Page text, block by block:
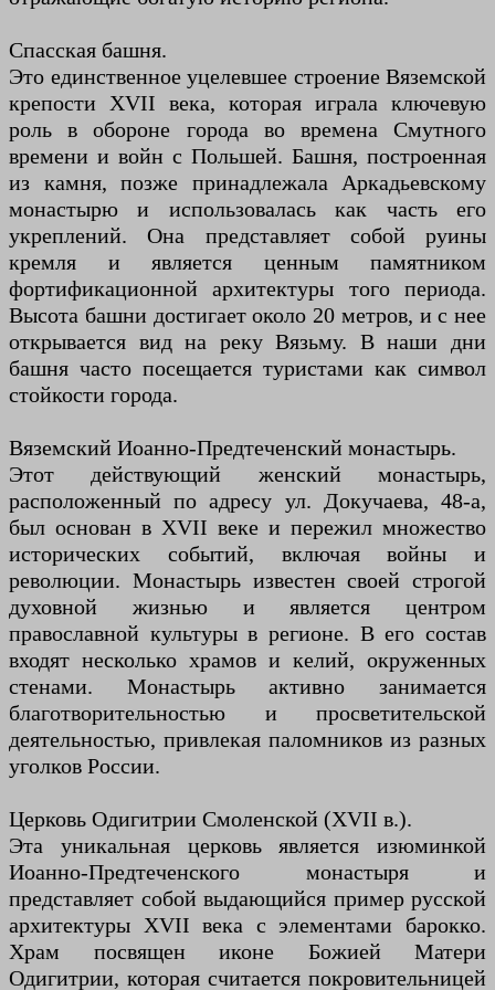
Спасская башня.
Это единственное уцелевшее строение Вяземской
крепости XVII века, которая играла ключевую
роль в обороне города во времена Смутного
времени и войн с Польшей. Башня, построенная
из камня, позже принадлежала Аркадьевскому
монастырю и использовалась как часть его
укреплений. Она представляет собой руины
кремля и является ценным памятником
фортификационной архитектуры того периода.
Высота башни достигает около 20 метров, и с нее
открывается вид на реку Вязьму. В наши дни
башня часто посещается туристами как символ
стойкости города.
Вяземский Иоанно-Предтеченский монастырь.
Этот действующий женский монастырь,
расположенный по адресу ул. Докучаева, 48-а,
был основан в XVII веке и пережил множество
исторических событий, включая войны и
революции. Монастырь известен своей строгой
духовной жизнью и является центром
православной культуры в регионе. В его состав
входят несколько храмов и келий, окруженных
стенами. Монастырь активно занимается
благотворительностью и просветительской
деятельностью, привлекая паломников из разных
уголков России.
Церковь Одигитрии Смоленской (XVII в.).
Эта уникальная церковь является изюминкой
Иоанно-Предтеченского монастыря и
представляет собой выдающийся пример русской
архитектуры XVII века с элементами барокко.
Храм посвящен иконе Божией Матери
Одигитрии, которая считается покровительницей